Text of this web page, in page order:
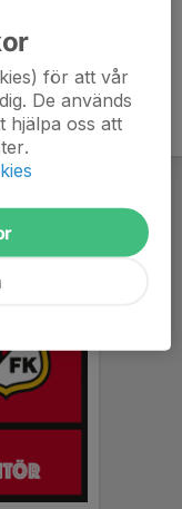
för att vår
De används
hjälpa oss att